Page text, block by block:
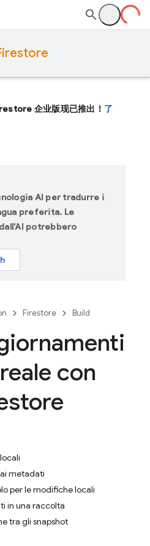
企业版现已推出！ 了
AI per tradurre i
preferita. Le
potrebbero
Firestore Build
con
metadati
per le modifiche locali
in una raccolta
tra gli snapshot